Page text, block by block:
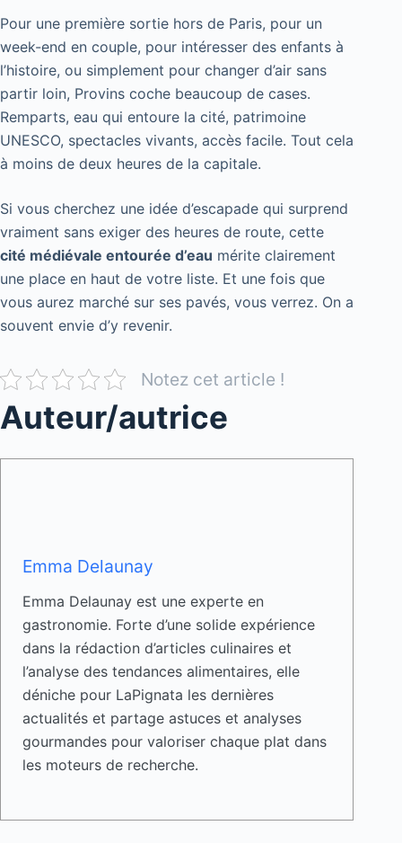
Pour une première sortie hors de Paris, pour un
week-end en couple, pour intéresser des enfants à
l’histoire, ou simplement pour changer d’air sans
partir loin, Provins coche beaucoup de cases.
Remparts, eau qui entoure la cité, patrimoine
UNESCO, spectacles vivants, accès facile. Tout cela
à moins de deux heures de la capitale.
Si vous cherchez une idée d’escapade qui surprend
vraiment sans exiger des heures de route, cette
cité médiévale entourée d’eau mérite clairement
une place en haut de votre liste. Et une fois que
vous aurez marché sur ses pavés, vous verrez. On a
souvent envie d’y revenir.
Notez cet article !
Auteur/autrice
Emma Delaunay
Emma Delaunay est une experte en
gastronomie. Forte d’une solide expérience
dans la rédaction d’articles culinaires et
l’analyse des tendances alimentaires, elle
déniche pour LaPignata les dernières
actualités et partage astuces et analyses
gourmandes pour valoriser chaque plat dans
les moteurs de recherche.